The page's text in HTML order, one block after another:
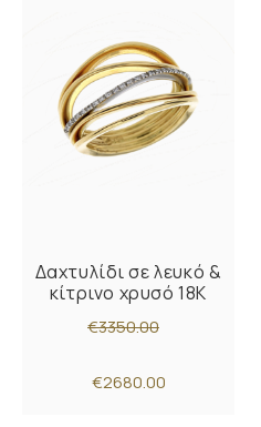
Δαχτυλίδι σε λευκό &
κίτρινο χρυσό 18K
€3350.00
€2680.00